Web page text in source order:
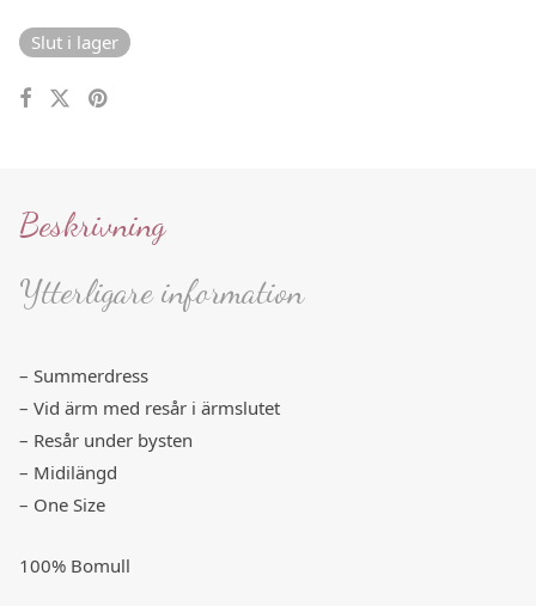
Slut i lager
Beskrivning
Ytterligare information
– Summerdress
– Vid ärm med resår i ärmslutet
– Resår under bysten
– Midilängd
– One Size
100% Bomull